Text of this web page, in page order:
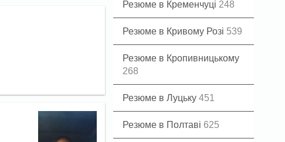
Резюме в Кременчуці 248
Резюме в Кривому Розі 539
Резюме в Кропивницькому
268
Резюме в Луцьку 451
Резюме в Полтаві 625